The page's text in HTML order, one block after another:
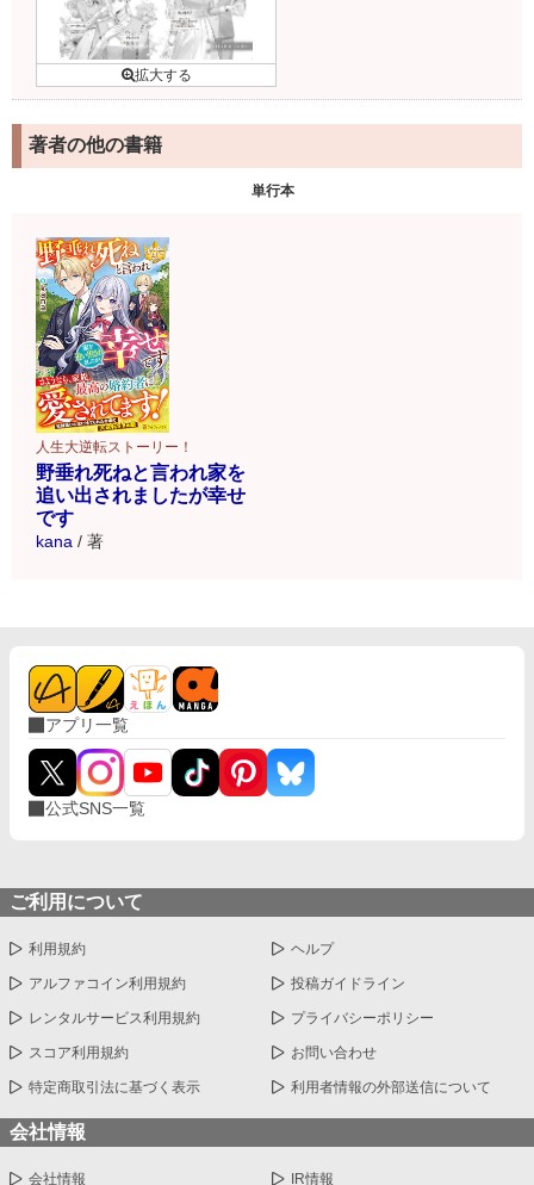
著者の他の書籍
単行本
人生大逆転ストーリー！
野垂れ死ねと言われ家を
追い出されましたが幸せ
です
kana / 著
アプリ一覧
公式SNS一覧
ご利用について
利用規約 ヘルプ
アルファコイン利用規約 投稿ガイドライン
レンタルサービス利用規約 プライバシーポリシー
スコア利用規約 お問い合わせ
特定商取引法に基づく表示 利用者情報の外部送信について
会社情報
会社情報 IR情報